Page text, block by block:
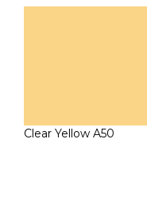
Clear Yellow A50